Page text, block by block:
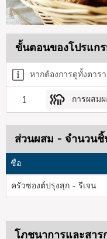
ขั้นตอนของโปรแก
หากต้องการดูทั้งตาร
1 การผสม
ส่วนผสม - จำนวน
ชื่อ
ครัวซองต์ปรุงสุก - รีเจน
โภชนาการและสา